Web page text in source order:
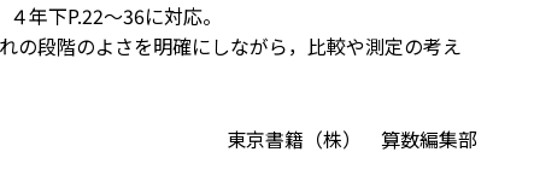
年下P.22～36に対応。
の段階のよさを明確にしながら，比較や測定の考え
東京書籍（株） 算数編集部